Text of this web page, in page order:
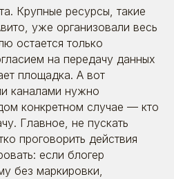
Крупные ресурсы, такие
уже организовали весь
остается только
на передачу данных
площадка. А вот
каналами нужно
конкретном случае — кто
Главное, не пускать
проговорить действия
если блогер
без маркировки,